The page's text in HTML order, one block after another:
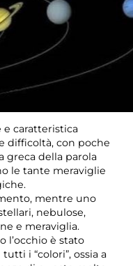
e caratteristica
difficoltà, con poche
greca della parola
le tante meraviglie
mentre uno
nebulose,
e meraviglia.
l’occhio è stato
i “colori”, ossia a